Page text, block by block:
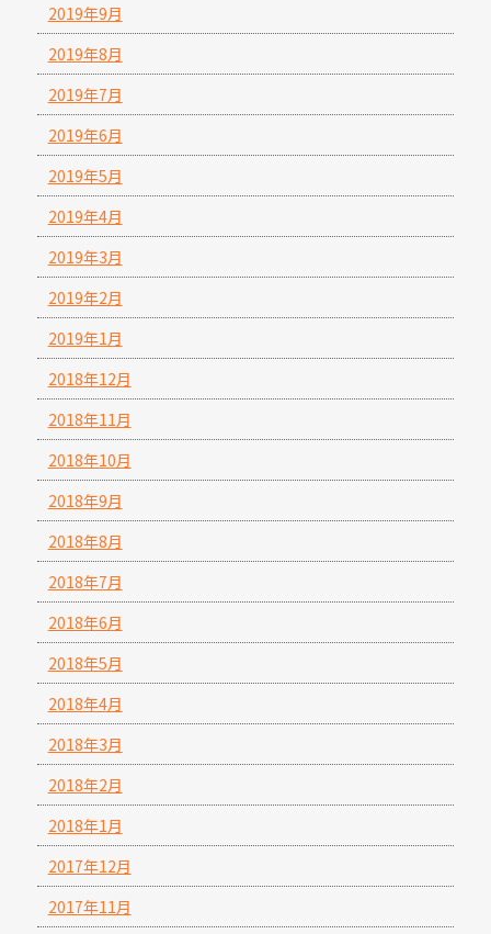
2019年9月
2019年8月
2019年7月
2019年6月
2019年5月
2019年4月
2019年3月
2019年2月
2019年1月
2018年12月
2018年11月
2018年10月
2018年9月
2018年8月
2018年7月
2018年6月
2018年5月
2018年4月
2018年3月
2018年2月
2018年1月
2017年12月
2017年11月